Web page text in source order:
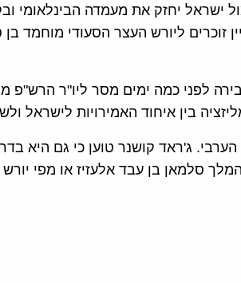
ישראל יחזק את מעמדה הבינלאומי
זוכרים ליורש העצר הסעודי מוחמד
לפני כמה ימים מסר ליו"ר
בין איחוד האמירויות לישראל
ג'ראד קושנר טוען כי גם היא
סלמאן בן עבד אלעזיז או מפי